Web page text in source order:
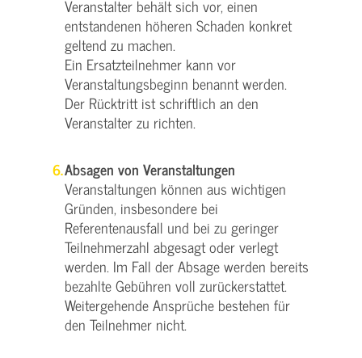
Veranstalter behält sich vor, einen
entstandenen höheren Schaden konkret
geltend zu machen.
Ein Ersatzteilnehmer kann vor
Veranstaltungsbeginn benannt werden.
Der Rücktritt ist schriftlich an den
Veranstalter zu richten.
Absagen von Veranstaltungen
Veranstaltungen können aus wichtigen
Gründen, insbesondere bei
Referentenausfall und bei zu geringer
Teilnehmerzahl abgesagt oder verlegt
werden. Im Fall der Absage werden bereits
bezahlte Gebühren voll zurückerstattet.
Weitergehende Ansprüche bestehen für
den Teilnehmer nicht.